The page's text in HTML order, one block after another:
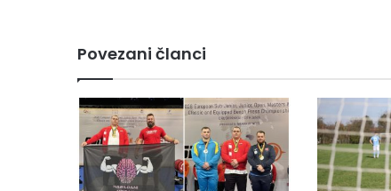
Povezani članci